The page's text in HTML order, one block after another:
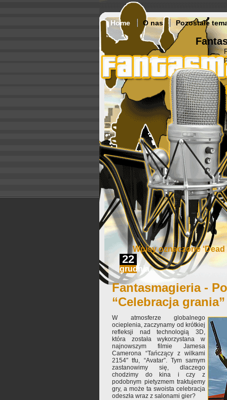
Home O nas Pozostałe
Wpisy oznaczone
22
grudnia
Fantasmagieria -
“Celebracja grania”
W atmosferze globalnego
ocieplenia, zaczynamy od krótkiej
refleksji nad technologią 3D,
która została wykorzystana w
najnowszym filmie Jamesa
Camerona “Tańczący z wilkami
2154″ tfu, “Avatar”. Tym samym
zastanowimy się, dlaczego
chodzimy do kina i czy z
podobnym pietyzmem traktujemy
gry, a może ta swoista celebracja
odeszła wraz z salonami gier?